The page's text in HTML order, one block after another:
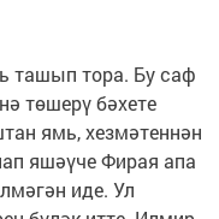
ташып тора. Бу саф
төшерү бәхете
ямь, хезмәтеннән
яшәүче Фирая апа
иде. Ул